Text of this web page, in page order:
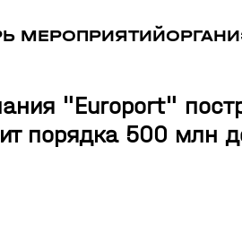
МЕРОПРИЯТИЙ
"Europort"
порядка 500 млн